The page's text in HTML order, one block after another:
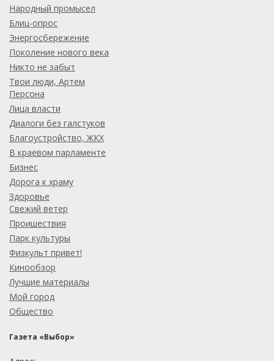
Народный промысел
Блиц-опрос
Энергосбережение
Поколение нового века
Никто не забыт
Твои люди, Артем
Персона
Лица власти
Диалоги без галстуков
Благоустройство, ЖКХ
В краевом парламенте
Бизнес
Дорога к храму
Здоровье
Свежий ветер
Проишествия
Парк культуры
Физкульт привет!
Кинообзор
Лучшие материалы
Мой город
Общество
Газета «Выбор»